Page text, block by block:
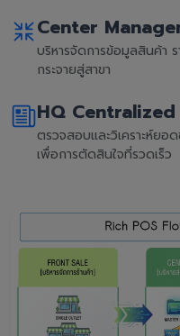
Center
บริหารจัดการข้อมูลสินค้า
กระจายสู่สาขา
HQ Centralized
ตรวจสอบและวิเคราะห์ยอ
เพื่อการตัดสินใจที่รวดเร็ว